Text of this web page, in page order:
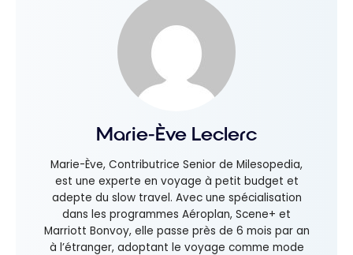
Marie-Ève Leclerc
Marie-Ève, Contributrice Senior de Milesopedia,
est une experte en voyage à petit budget et
adepte du slow travel. Avec une spécialisation
dans les programmes Aéroplan, Scene+ et
Marriott Bonvoy, elle passe près de 6 mois par an
à l’étranger, adoptant le voyage comme mode